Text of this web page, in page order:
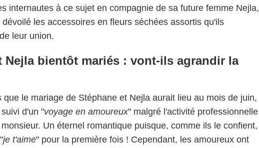
internautes à ce sujet en compagnie de sa future femme Nejla,
les accessoires en fleurs séchées assortis qu'ils
leur union.
Nejla bientôt mariés : vont-ils agrandir la
que le mariage de Stéphane et Nejla aurait lieu au mois de juin,
d'un "voyage en amoureux" malgré l'activité professionnelle
Un éternel romantique puisque, comme ils le confient,
je t'aime" pour la première fois ! Cependant, les amoureux ont